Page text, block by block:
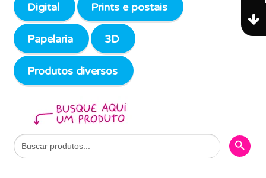
Digital Prints e postais
Papelaria 3D
Produtos diversos
Search
for:
Search